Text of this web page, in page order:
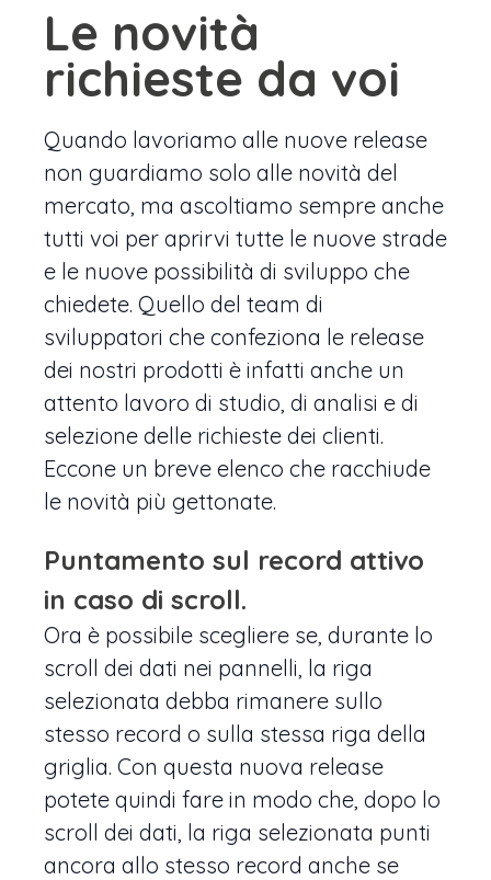
Le novità
richieste da voi
Quando lavoriamo alle nuove release
non guardiamo solo alle novità del
mercato, ma ascoltiamo sempre anche
tutti voi per aprirvi tutte le nuove strade
e le nuove possibilità di sviluppo che
chiedete. Quello del team di
sviluppatori che confeziona le release
dei nostri prodotti è infatti anche un
attento lavoro di studio, di analisi e di
selezione delle richieste dei clienti.
Eccone un breve elenco che racchiude
le novità più gettonate.
Puntamento sul record attivo
in caso di scroll.
Ora è possibile scegliere se, durante lo
scroll dei dati nei pannelli, la riga
selezionata debba rimanere sullo
stesso record o sulla stessa riga della
griglia. Con questa nuova release
potete quindi fare in modo che, dopo lo
scroll dei dati, la riga selezionata punti
ancora allo stesso record anche se